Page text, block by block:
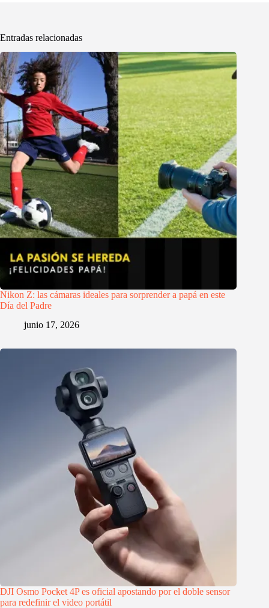
Entradas relacionadas
Nikon Z: las cámaras ideales para sorprender a papá en este
Día del Padre
junio 17, 2026
DJI Osmo Pocket 4P es oficial apostando por el doble sensor
para redefinir el video portátil